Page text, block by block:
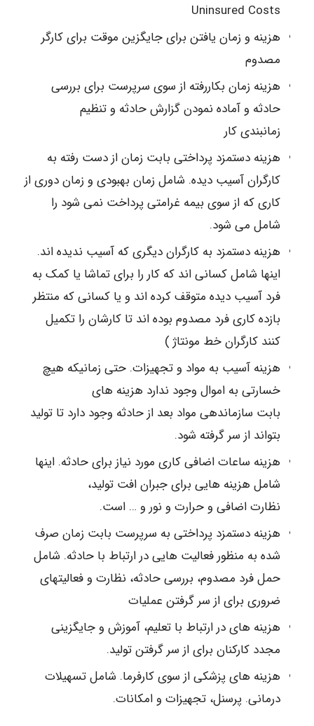
Uninsured Costs
هزینه و زمان یافتن برای جایگزین موقت برای کارگر
مصدوم
هزینه زمان بکاررفته از سوی سرپرست برای بررسی
حادثه و آماده نمودن گزارش حادثه و تنظیم
زمانبندی کار
هزینه دستمزد پرداختی بابت زمان از دست رفته به
کارگران آسیب دیده. شامل زمان بهبودی و زمان دوری از
کاری که از سوی بیمه غرامتی پرداخت نمی شود را
شامل می شود.
هزینه دستمزد به کارگران دیگری که آسیب ندیده اند.
اینها شامل کسانی اند که کار را برای تماشا یا کمک به
فرد آسیب دیده متوقف کرده اند و یا کسانی که منتظر
بازده کاری فرد مصدوم بوده اند تا کارشان را تکمیل
کنند کارگران خط مونتاژ )
هزینه آسیب به مواد و تجهیزات. حتی زمانیکه هیچ
خسارتی به اموال وجود ندارد هزینه های
بابت سازماندهی مواد بعد از حادثه وجود دارد تا تولید
بتواند از سر گرفته شود.
هزینه ساعات اضافی کاری مورد نیاز برای حادثه. اینها
شامل هزینه هایی برای جبران افت تولید،
نظارت اضافی و حرارت و نور و … است.
هزینه دستمزد پرداختی به سرپرست بابت زمان صرف
شده به منظور فعالیت هایی در ارتباط با حادثه. شامل
حمل فرد مصدوم، بررسی حادثه، نظارت و فعالیتهای
ضروری برای از سر گرفتن عملیات
هزینه های در ارتباط با تعلیم، آموزش و جایگزینی
مجدد کارکنان برای از سر گرفتن تولید.
هزینه های پزشکی از سوی کارفرما. شامل تسهیلات
درمانی. پرسنل، تجهیزات و امکانات.